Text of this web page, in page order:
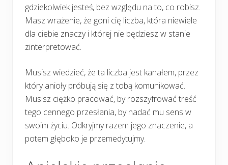
gdziekolwiek jesteś, bez względu na to, co robisz.
Masz wrażenie, że goni cię liczba, która niewiele
dla ciebie znaczy i której nie będziesz w stanie
zinterpretować.
Musisz wiedzieć, że ta liczba jest kanałem, przez
który anioły próbują się z tobą komunikować.
Musisz ciężko pracować, by rozszyfrować treść
tego cennego przesłania, by nadać mu sens w
swoim życiu. Odkryjmy razem jego znaczenie, a
potem głęboko je przemedytujmy.